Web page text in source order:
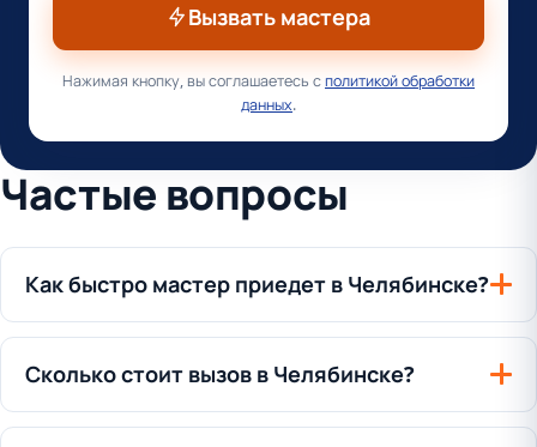
Вызвать мастера
Нажимая кнопку, вы соглашаетесь сполитикой обработки
данных.
Частые вопросы
Как быстро мастер приедет в Челябинске?
Сколько стоит вызов в Челябинске?